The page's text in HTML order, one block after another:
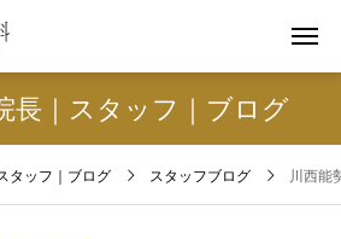
長｜スタッフ｜ブログ
タッフ｜ブログ スタッフブログ 川西能